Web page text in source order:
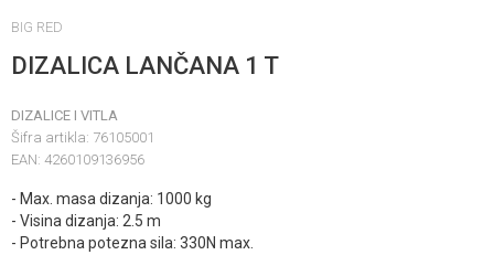
BIG RED
DIZALICA LANČANA 1 T
DIZALICE I VITLA
Šifra artikla: 76105001
EAN: 4260109136956
- Max. masa dizanja: 1000 kg
- Visina dizanja: 2.5 m
- Potrebna potezna sila: 330N max.